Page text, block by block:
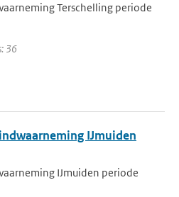
Terschelling periode
36
IJmuiden
IJmuiden periode